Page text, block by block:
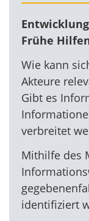
Frühe
Wie kann
Akteure
Gibt es
verbreitet
Mithilfe des
identifiziert